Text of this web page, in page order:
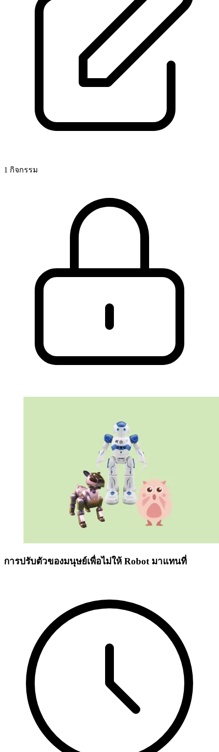
1 กิจกรรม
การปรับตัวของมนุษย์เพื่อไม่ให้ Robot มาแทนที่